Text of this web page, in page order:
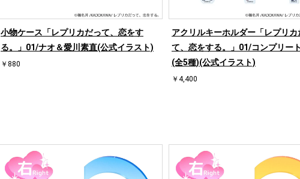
小物ケース「レプリカだって、恋をす
る。」01/ナオ＆愛川素直(公式イラスト)
￥880
アクリルキーホルダー「レプリカ
て、恋をする。」01/コンプリー
(全5種)(公式イラスト)
￥4,400